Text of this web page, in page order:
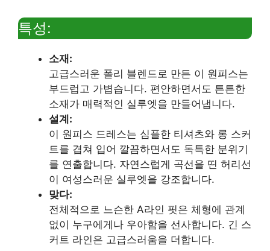
특성:
소재:
고급스러운 폴리 블렌드로 만든 이 원피스는
부드럽고 가볍습니다. 편안하면서도 튼튼한
소재가 매력적인 실루엣을 만들어냅니다.
설계:
이 원피스 드레스는 심플한 티셔츠와 롱 스커
트를 겹쳐 입어 깔끔하면서도 독특한 분위기
를 연출합니다. 자연스럽게 곡선을 띤 허리선
이 여성스러운 실루엣을 강조합니다.
맞다:
전체적으로 느슨한 A라인 핏은 체형에 관계
없이 누구에게나 우아함을 선사합니다. 긴 스
커트 라인은 고급스러움을 더합니다.